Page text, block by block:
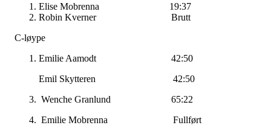
Elise Mobrenna 19:37
Robin Kverner Brutt
C-løype
Emilie Aamodt 42:50
Emil Skytteren 42:50
3. Wenche Granlund 65:22
4. Emilie Mobrenna Fullført